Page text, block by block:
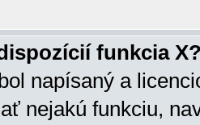
funkcia
napísaný a
nejakú funkciu,